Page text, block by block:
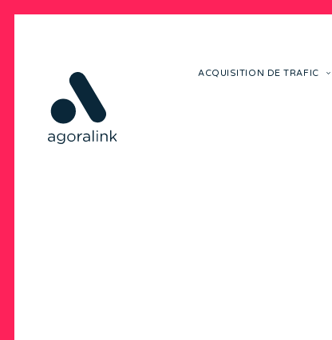
ACQUISITION DE TRAFIC